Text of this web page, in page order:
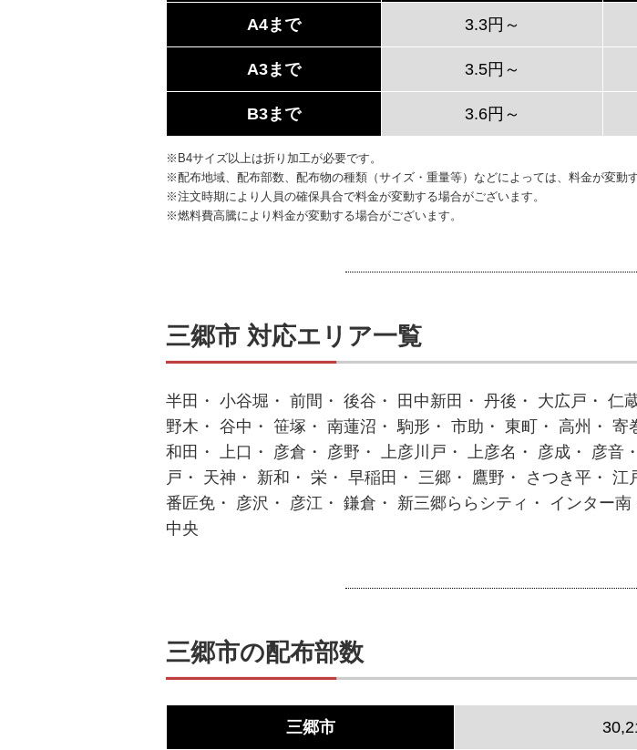
A4まで 3.3円～
A3まで 3.5円～
B3まで 3.6円～
※B4サイズ以上は折り加工が必要です。
※配布地域、配布部数、配布物の種類（サイズ・重量等）などによっては、料金が変動
※注文時期により人員の確保具合で料金が変動する場合がございます。
※燃料費高騰により料金が変動する場合がございます。
三郷市 対応エリア一覧
半田・ 小谷堀・ 前間・ 後谷・ 田中新田・ 丹後・ 大広戸・ 仁
野木・ 谷中・ 笹塚・ 南蓮沼・ 駒形・ 市助・ 東町・ 高州・ 寄
和田・ 上口・ 彦倉・ 彦野・ 上彦川戸・ 上彦名・ 彦成・ 彦音
戸・ 天神・ 新和・ 栄・ 早稲田・ 三郷・ 鷹野・ さつき平・ 江
番匠免・ 彦沢・ 彦江・ 鎌倉・ 新三郷ららシティ・ インター南
中央
三郷市の配布部数
三郷市